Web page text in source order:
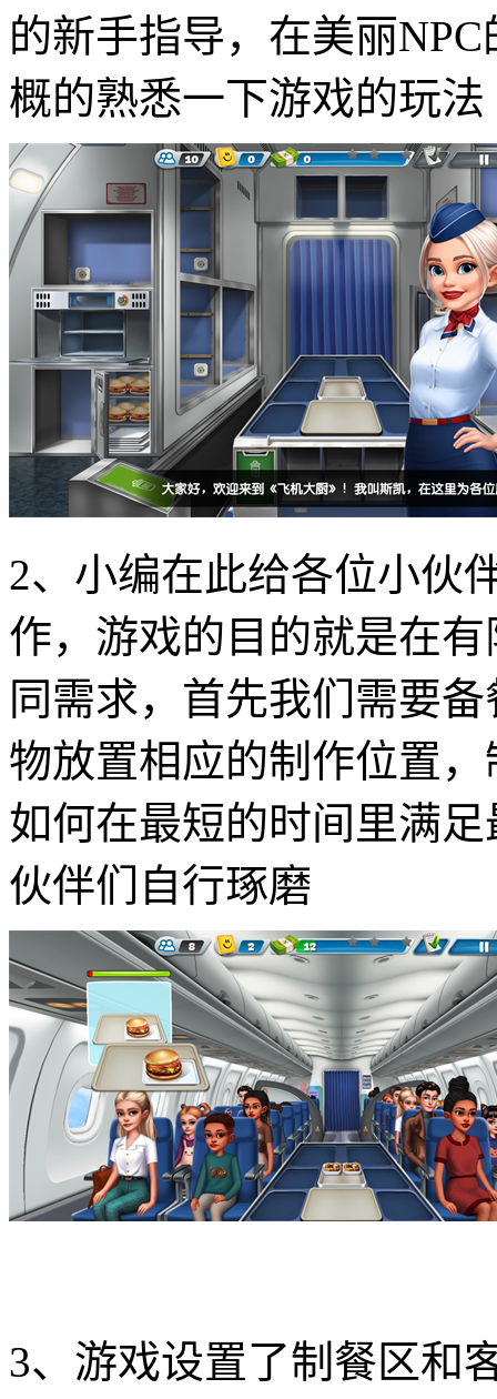
的新手指导，在美丽
概的熟悉一下游戏的玩法
2、小编在此给各位小伙
作，游戏的目的就是在
同需求，首先我们需要
物放置相应的制作位置
如何在最短的时间里满
伙伴们自行琢磨
3、游戏设置了制餐区和